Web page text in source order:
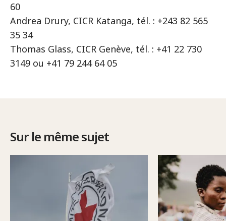
60
Andrea Drury, CICR Katanga, tél. : +243 82 565
35 34
Thomas Glass, CICR Genève, tél. : +41 22 730
3149 ou +41 79 244 64 05
Sur le même sujet